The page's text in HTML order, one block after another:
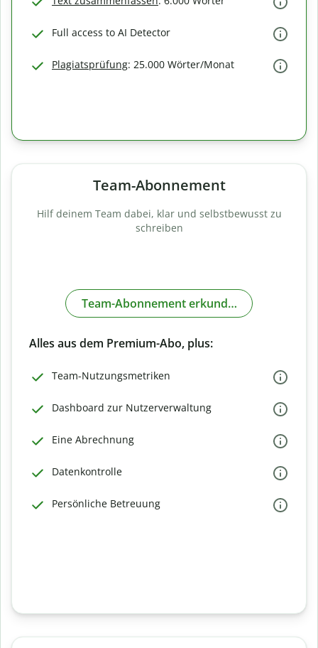
Full access to AI Detector
Plagiatsprüfung: 25.000 Wörter/Monat
Team-Abonnement
Hilf deinem Team dabei, klar und selbstbewusst zu
schreiben
Team-Abonnement erkunden
Alles aus dem Premium-Abo, plus:
Team-Nutzungsmetriken
Dashboard zur Nutzerverwaltung
Eine Abrechnung
Datenkontrolle
Persönliche Betreuung